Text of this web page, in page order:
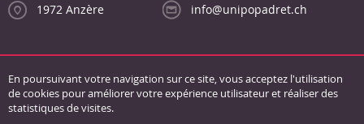
1972 Anzère
info@unipopadret.ch
En poursuivant votre navigation sur ce site, vous acceptez l'utilisation
de cookies pour améliorer votre expérience utilisateur et réaliser des
statistiques de visites.